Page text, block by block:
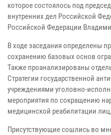
которое состоялось под
внутренних дел Российской
Российской Федерации
В ходе заседания определены
сохранению базовых основ
Также проанализированы
Стратегии государственной
учреждениями уголовно-
мероприятия по сокращению
медицинской реабилитации
Присутствующие сошлись во